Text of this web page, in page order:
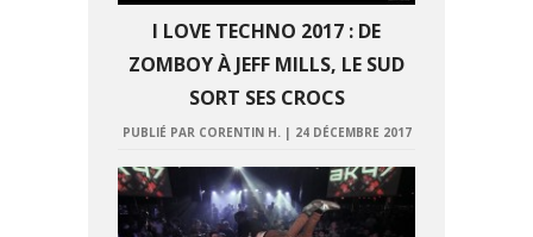
I LOVE TECHNO 2017 : DE
ZOMBOY À JEFF MILLS, LE SUD
SORT SES CROCS
PUBLIÉ PAR CORENTIN H.| 24 DÉCEMBRE 2017